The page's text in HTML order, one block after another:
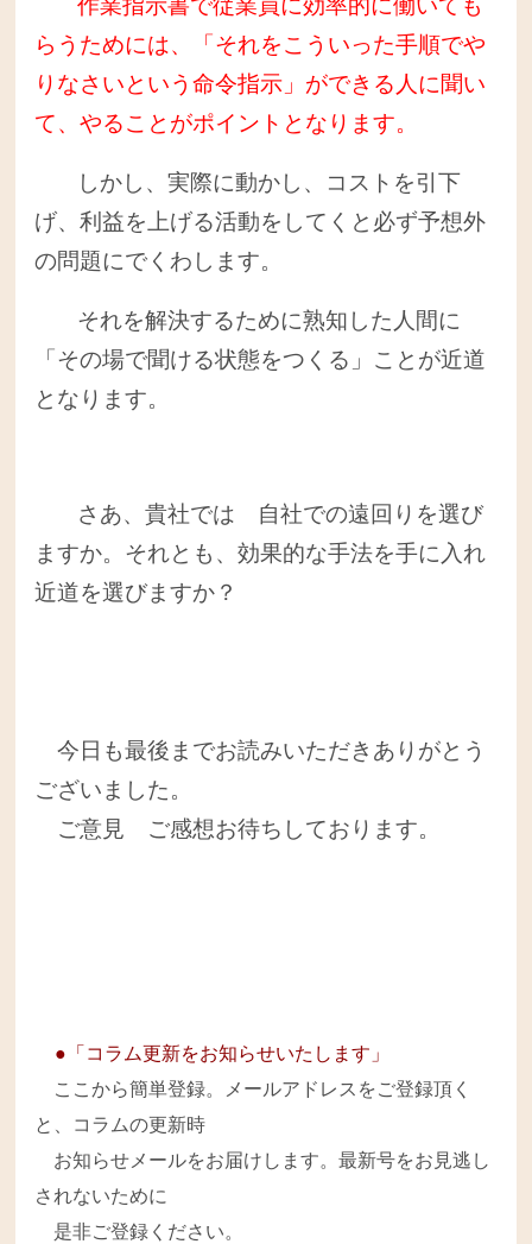
作業指示書で従業員に効率的に働いても
らうためには、「それをこういった手順でや
りなさいという命令指示」ができる人に聞い
て、やることがポイントとなります。
しかし、実際に動かし、コストを引下
げ、利益を上げる活動をしてくと必ず予想外
の問題にでくわします。
それを解決するために熟知した人間に
「その場で聞ける状態をつくる」ことが近道
となります。
さあ、貴社では 自社での遠回りを選び
ますか。それとも、効果的な手法を手に入れ
近道を選びますか？
今日も最後までお読みいただきありがとう
ございました。
ご意見 ご感想お待ちしております。
●「コラム更新をお知らせいたします」
ここから簡単登録。メールアドレスをご登録頂く
と、コラムの更新時
お知らせメールをお届けします。最新号をお見逃し
されないために
是非ご登録ください。